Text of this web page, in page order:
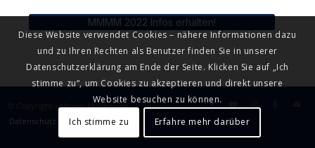
MMMM 2022 Infos erhalten!
© Copyright - Maxim Mankevich
Datenschutz
Impressum
Diese Website verwendet Cookies – nähere Informationen dazu
und zu Ihren Rechten als Benutzer finden Sie in unserer
Datenschutzerklärung am Ende der Seite. Klicken Sie auf „Ich
stimme zu“, um Cookies zu akzeptieren und direkt unsere
Website besuchen zu können.
Ich stimme zu
Erfahre mehr darüber